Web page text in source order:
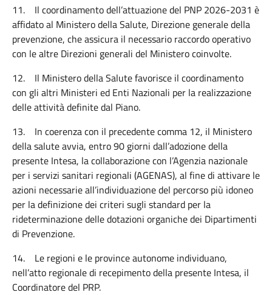
11. Il coordinamento dell’attuazione del PNP 2026-2031 è
affidato al Ministero della Salute, Direzione generale della
prevenzione, che assicura il necessario raccordo operativo
con le altre Direzioni generali del Ministero coinvolte.
12. Il Ministero della Salute favorisce il coordinamento
con gli altri Ministeri ed Enti Nazionali per la realizzazione
delle attività definite dal Piano.
13. In coerenza con il precedente comma 12, il Ministero
della salute avvia, entro 90 giorni dall’adozione della
presente Intesa, la collaborazione con l’Agenzia nazionale
per i servizi sanitari regionali (AGENAS), al fine di attivare le
azioni necessarie all’individuazione del percorso più idoneo
per la definizione dei criteri sugli standard per la
rideterminazione delle dotazioni organiche dei Dipartimenti
di Prevenzione.
14. Le regioni e le province autonome individuano,
nell’atto regionale di recepimento della presente Intesa, il
Coordinatore del PRP.